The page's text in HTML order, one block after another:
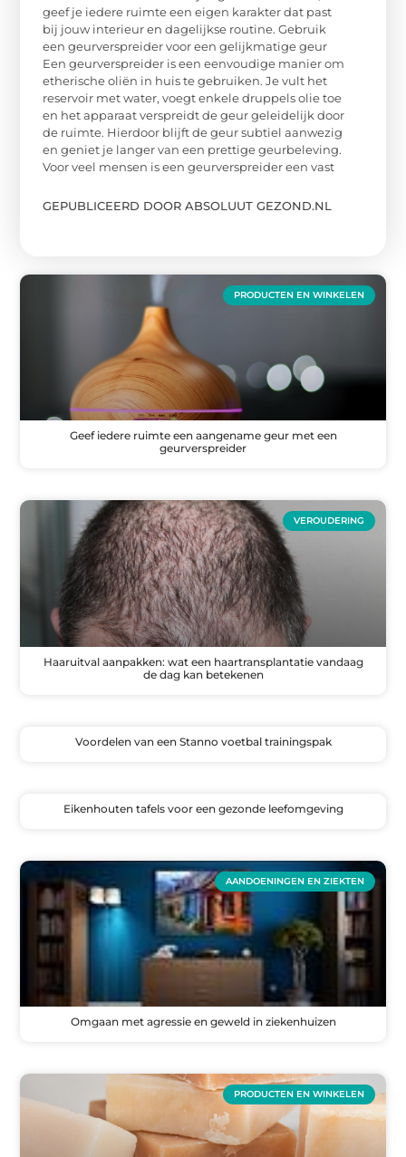
geef je iedere ruimte een eigen karakter dat past
bij jouw interieur en dagelijkse routine. Gebruik
een geurverspreider voor een gelijkmatige geur
Een geurverspreider is een eenvoudige manier om
etherische oliën in huis te gebruiken. Je vult het
reservoir met water, voegt enkele druppels olie toe
en het apparaat verspreidt de geur geleidelijk door
de ruimte. Hierdoor blijft de geur subtiel aanwezig
en geniet je langer van een prettige geurbeleving.
Voor veel mensen is een geurverspreider een vast
GEPUBLICEERD DOOR ABSOLUUT GEZOND.NL
PRODUCTEN EN WINKELEN
Geef iedere ruimte een aangename geur met een
geurverspreider
VEROUDERING
Haaruitval aanpakken: wat een haartransplantatie vandaag
de dag kan betekenen
Voordelen van een Stanno voetbal trainingspak
Eikenhouten tafels voor een gezonde leefomgeving
AANDOENINGEN EN ZIEKTEN
Omgaan met agressie en geweld in ziekenhuizen
PRODUCTEN EN WINKELEN